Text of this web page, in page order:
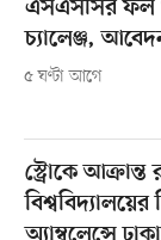
এসএসসির ফল
চ্যালেঞ্জ,
৫ ঘণ্টা আগে
স্ট্রোকে আক্রান্ত
বিশ্ববিদ্যালয়ের